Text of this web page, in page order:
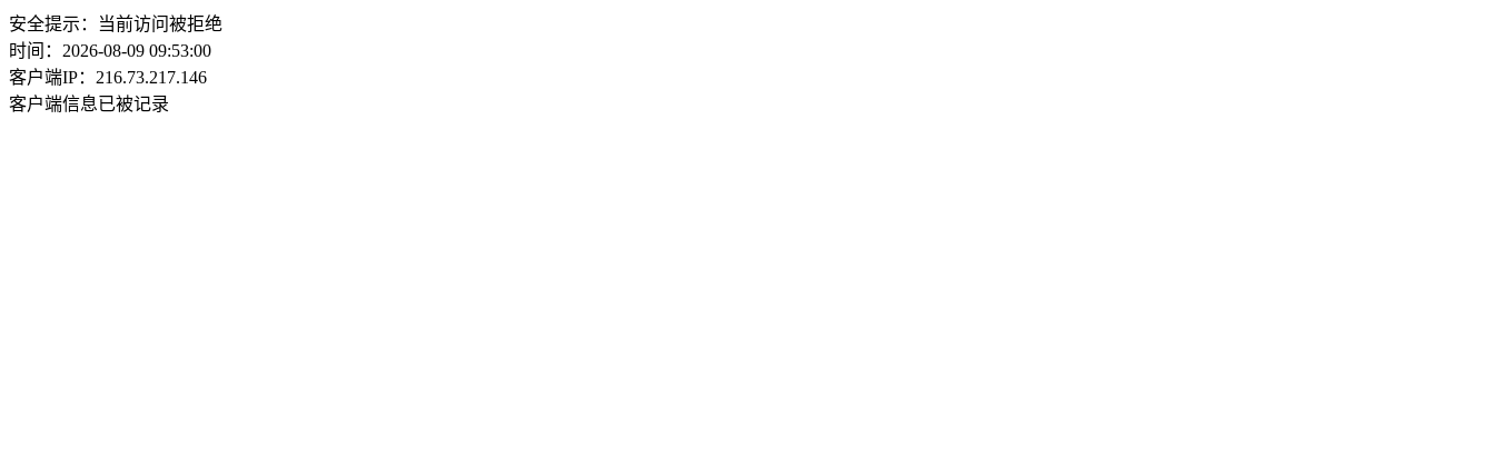
安全提示：当前访问被拒绝
时间：2026-08-09 09:53:00
客户端IP：216.73.217.146
客户端信息已被记录